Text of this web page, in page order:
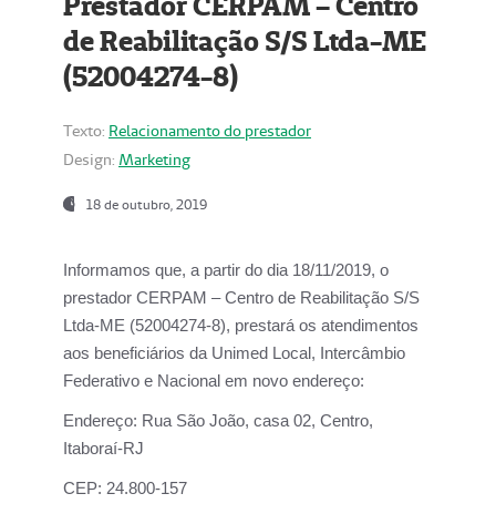
de Reabilitação S/S Ltda-ME
(52004274-8)
Texto: Relacionamento do prestador
Design: Marketing
18 de outubro, 2019
Informamos que, a partir do dia 18/11/2019, o
prestador CERPAM – Centro de Reabilitação S/S
Ltda-ME (52004274-8), prestará os atendimentos
aos beneficiários da Unimed Local, Intercâmbio
Federativo e Nacional em novo endereço:
Endereço: Rua São João, casa 02, Centro,
Itaboraí-RJ
CEP: 24.800-157